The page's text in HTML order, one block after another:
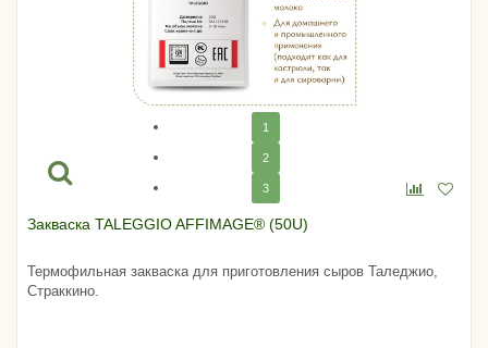
1
2
3
Закваска TALEGGIO AFFIMAGE® (50U)
Термофильная закваска для приготовления сыров Таледжио,
Страккино.